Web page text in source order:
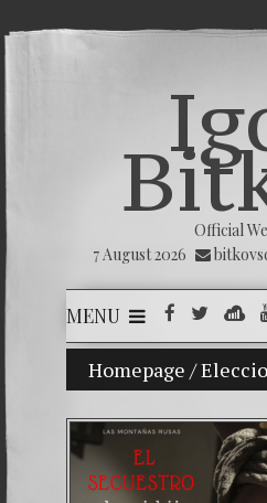
Official
7 August 2026
MENU
Homepage /
My son Vladimir